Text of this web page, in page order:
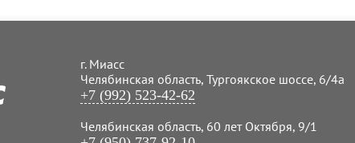
г. Миасс
Челябинская область, Тургоякское шоссе, 6/4а
+7 (992) 523-42-62
Челябинская область, 60 лет Октября, 9/1